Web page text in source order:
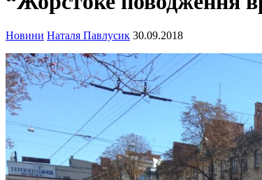
Новини Наталя Павлусик 30.09.2018